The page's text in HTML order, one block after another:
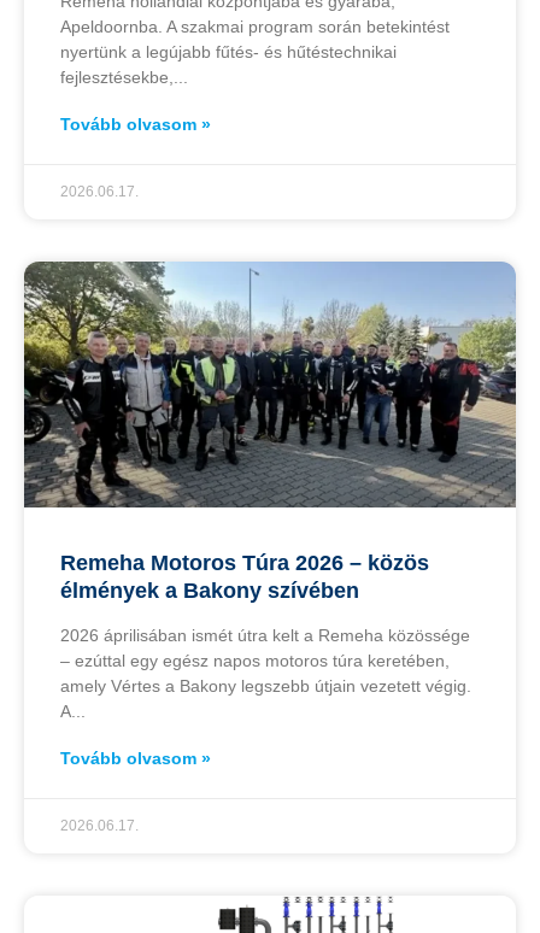
Apeldoornba. A szakmai program során betekintést
nyertünk a legújabb fűtés- és hűtéstechnikai
fejlesztésekbe,
Tovább olvasom »
2026.06.17.
Remeha Motoros Túra 2026 – közös
élmények a Bakony szívében
2026 áprilisában ismét útra kelt a Remeha közössége
– ezúttal egy egész napos motoros túra keretében,
amely Vértes a Bakony legszebb útjain vezetett végig.
A
Tovább olvasom »
2026.06.17.